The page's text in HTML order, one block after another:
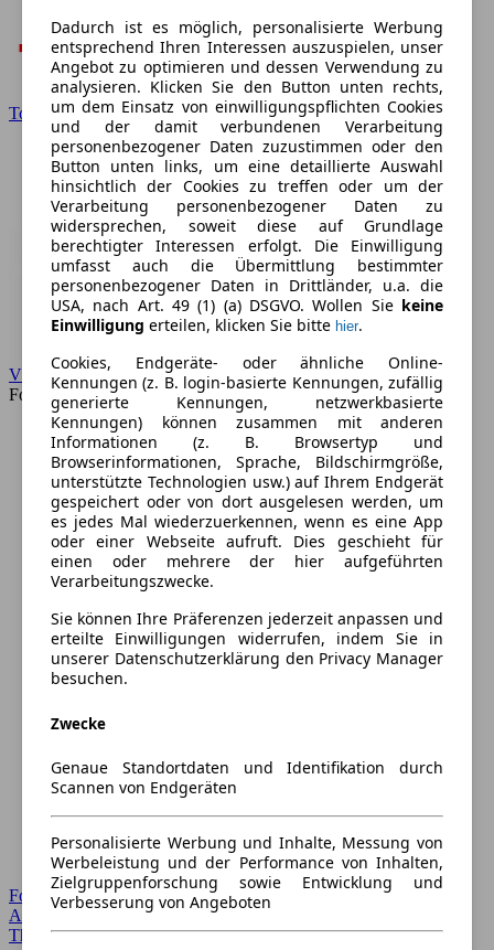
Toyota
VW
Forum
Forum Startseite
Alle Auto-Foren
Themen-Forum
Dadurch ist es möglich, personalisierte Werbung
entsprechend Ihren Interessen auszuspielen, unser
Angebot zu optimieren und dessen Verwendung zu
analysieren. Klicken Sie den Button unten rechts,
um dem Einsatz von einwilligungspflichten Cookies
und der damit verbundenen Verarbeitung
personenbezogener Daten zuzustimmen oder den
Button unten links, um eine detaillierte Auswahl
hinsichtlich der Cookies zu treffen oder um der
Verarbeitung personenbezogener Daten zu
widersprechen, soweit diese auf Grundlage
berechtigter Interessen erfolgt. Die Einwilligung
umfasst auch die Übermittlung bestimmter
personenbezogener Daten in Drittländer, u.a. die
USA, nach Art. 49 (1) (a) DSGVO. Wollen Sie keine
Einwilligung erteilen, klicken Sie bitte hier.
Cookies, Endgeräte- oder ähnliche Online-
Kennungen (z. B. login-basierte Kennungen, zufällig
generierte Kennungen, netzwerkbasierte
Kennungen) können zusammen mit anderen
Informationen (z. B. Browsertyp und
Browserinformationen, Sprache, Bildschirmgröße,
unterstützte Technologien usw.) auf Ihrem Endgerät
gespeichert oder von dort ausgelesen werden, um
es jedes Mal wiederzuerkennen, wenn es eine App
oder einer Webseite aufruft. Dies geschieht für
einen oder mehrere der hier aufgeführten
Verarbeitungszwecke.
Sie können Ihre Präferenzen jederzeit anpassen und
erteilte Einwilligungen widerrufen, indem Sie in
unserer Datenschutzerklärung den Privacy Manager
besuchen.
Zwecke
Genaue Standortdaten und Identifikation durch
Scannen von Endgeräten
Personalisierte Werbung und Inhalte, Messung von
Werbeleistung und der Performance von Inhalten,
Zielgruppenforschung sowie Entwicklung und
Verbesserung von Angeboten